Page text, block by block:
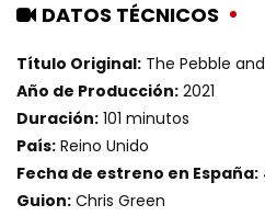
DATOS TÉCNICOS
Título Original: The Pebble
Año de Producción: 2021
Duración: 101 minutos
País: Reino Unido
Fecha de estreno en España:
Guion: Chris Green